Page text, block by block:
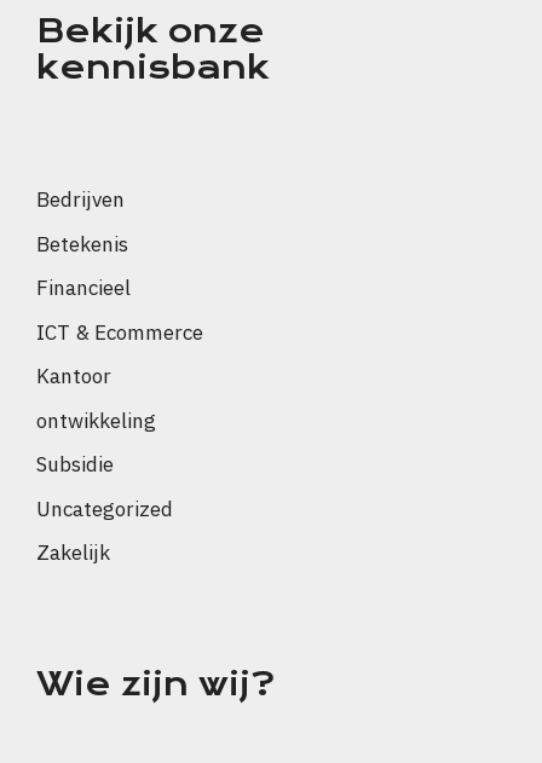
Bekijk onze
kennisbank
Bedrijven
Betekenis
Financieel
ICT & Ecommerce
Kantoor
ontwikkeling
Subsidie
Uncategorized
Zakelijk
Wie zijn wij?